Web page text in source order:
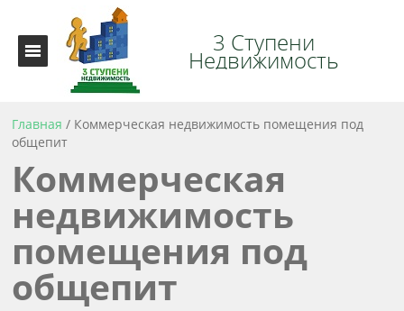
3 Ступени
Недвижимость
Главная / Коммерческая недвижимость помещения под
общепит
Коммерческая
недвижимость
помещения под
общепит